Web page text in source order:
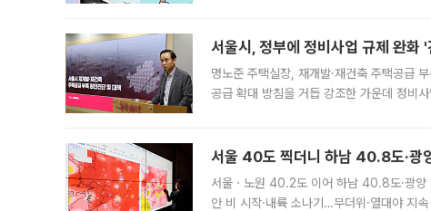
서울시, 정부에 정비사업 규제 완
명노준 주택실장, 재개발·재건축 주택공급
공급 확대 방침을 거듭 강조한 가운데 정비
서울 40도 찍더니 하남 40.8도·
서울ㆍ노원 40.2도 이어 하남 40.8도·광
안 비 시작·내륙 소나기…무더위·열대야 지